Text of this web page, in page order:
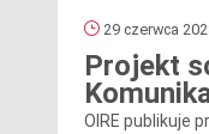
29 czerwca
Projekt
OIRE publikuje